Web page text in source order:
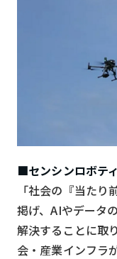
■センシンロボテ
「社会の『当た
掲げ、AIやデータ
解決することに取
会・産業インフラ